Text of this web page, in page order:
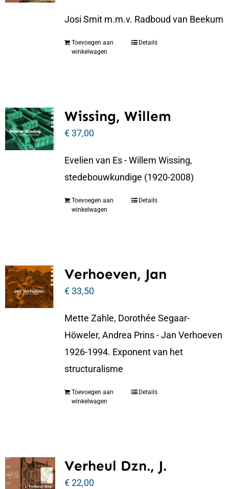
Josi Smit m.m.v. Radboud van Beekum
Toevoegen aan
winkelwagen
Details
Wissing, Willem
€37,00
Evelien van Es - Willem Wissing,
stedebouwkundige (1920-2008)
Toevoegen aan
winkelwagen
Details
Verhoeven, Jan
€33,50
Mette Zahle, Dorothée Segaar-
Höweler, Andrea Prins - Jan Verhoeven
1926-1994. Exponent van het
structuralisme
Toevoegen aan
winkelwagen
Details
Verheul Dzn., J.
€22,00